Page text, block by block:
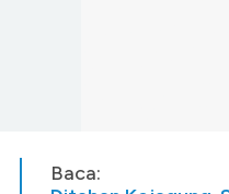
Baca: